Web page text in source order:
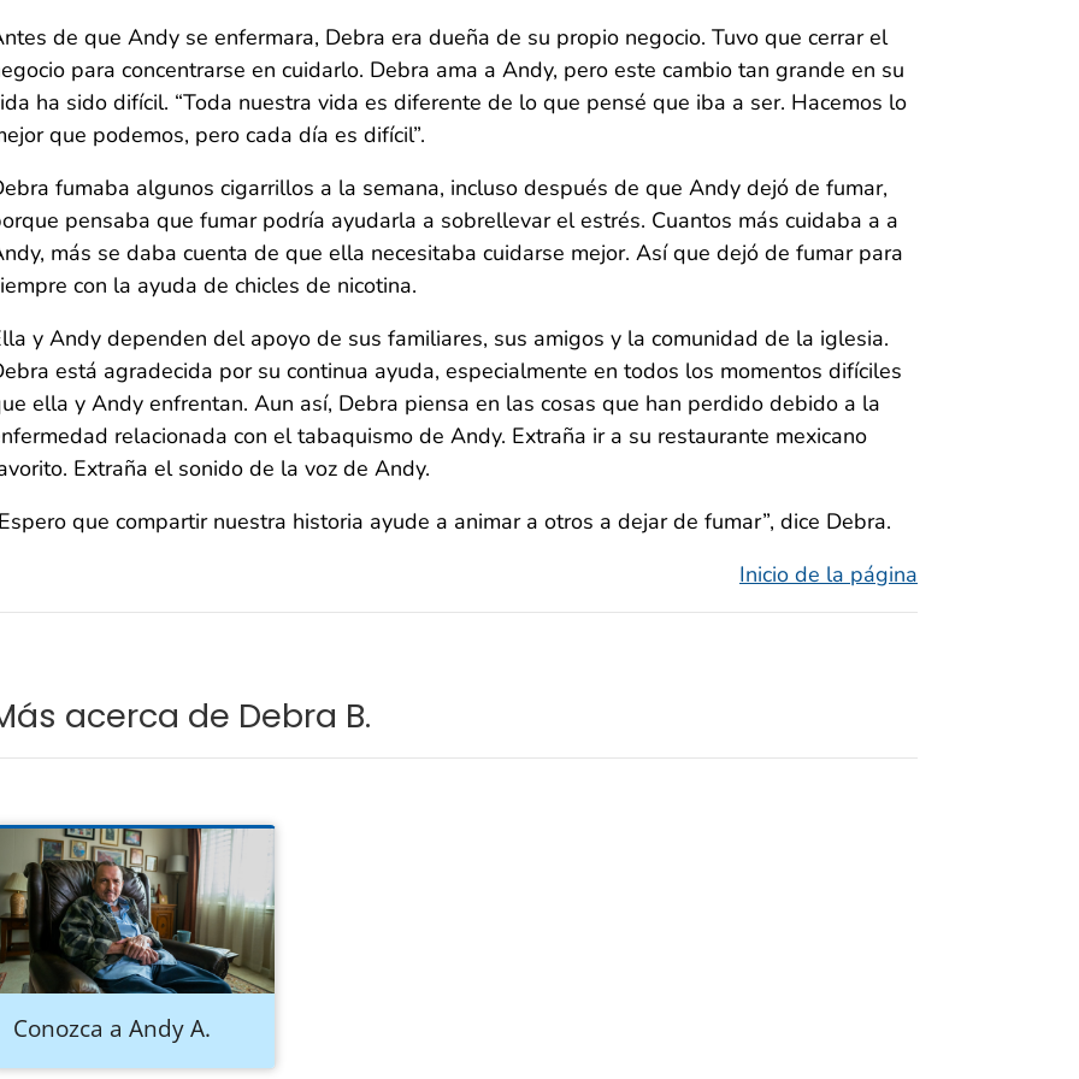
de que Andy se enfermara, Debra era dueña de su propio negocio. Tuvo que cerrar el
para concentrarse en cuidarlo. Debra ama a Andy, pero este cambio tan grande en su
ha sido difícil. “Toda nuestra vida es diferente de lo que pensé que iba a ser. Hacemos lo
que podemos, pero cada día es difícil”.
fumaba algunos cigarrillos a la semana, incluso después de que Andy dejó de fumar,
pensaba que fumar podría ayudarla a sobrellevar el estrés. Cuantos más cuidaba a a
más se daba cuenta de que ella necesitaba cuidarse mejor. Así que dejó de fumar para
con la ayuda de chicles de nicotina.
y Andy dependen del apoyo de sus familiares, sus amigos y la comunidad de la iglesia.
está agradecida por su continua ayuda, especialmente en todos los momentos difíciles
ella y Andy enfrentan. Aun así, Debra piensa en las cosas que han perdido debido a la
relacionada con el tabaquismo de Andy. Extraña ir a su restaurante mexicano
Extraña el sonido de la voz de Andy.
que compartir nuestra historia ayude a animar a otros a dejar de fumar”, dice Debra.
Inicio de la página
acerca de Debra B.
Conozca a Andy A.